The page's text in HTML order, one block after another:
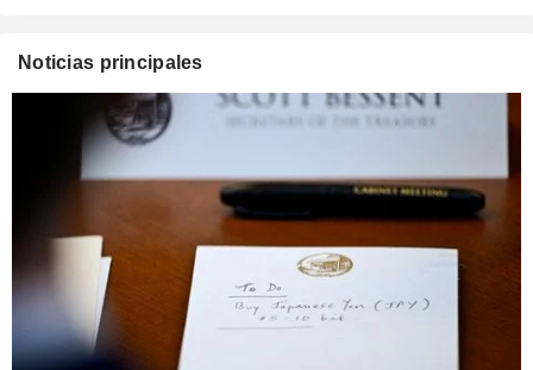
Noticias principales